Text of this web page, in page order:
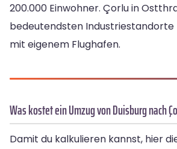
200.000 Einwohner. Çorlu in
bedeutendsten Industriestandorte
mit eigenem Flughafen.
Was kostet ein Umzug von Duisburg nach
Damit du kalkulieren kannst, hier